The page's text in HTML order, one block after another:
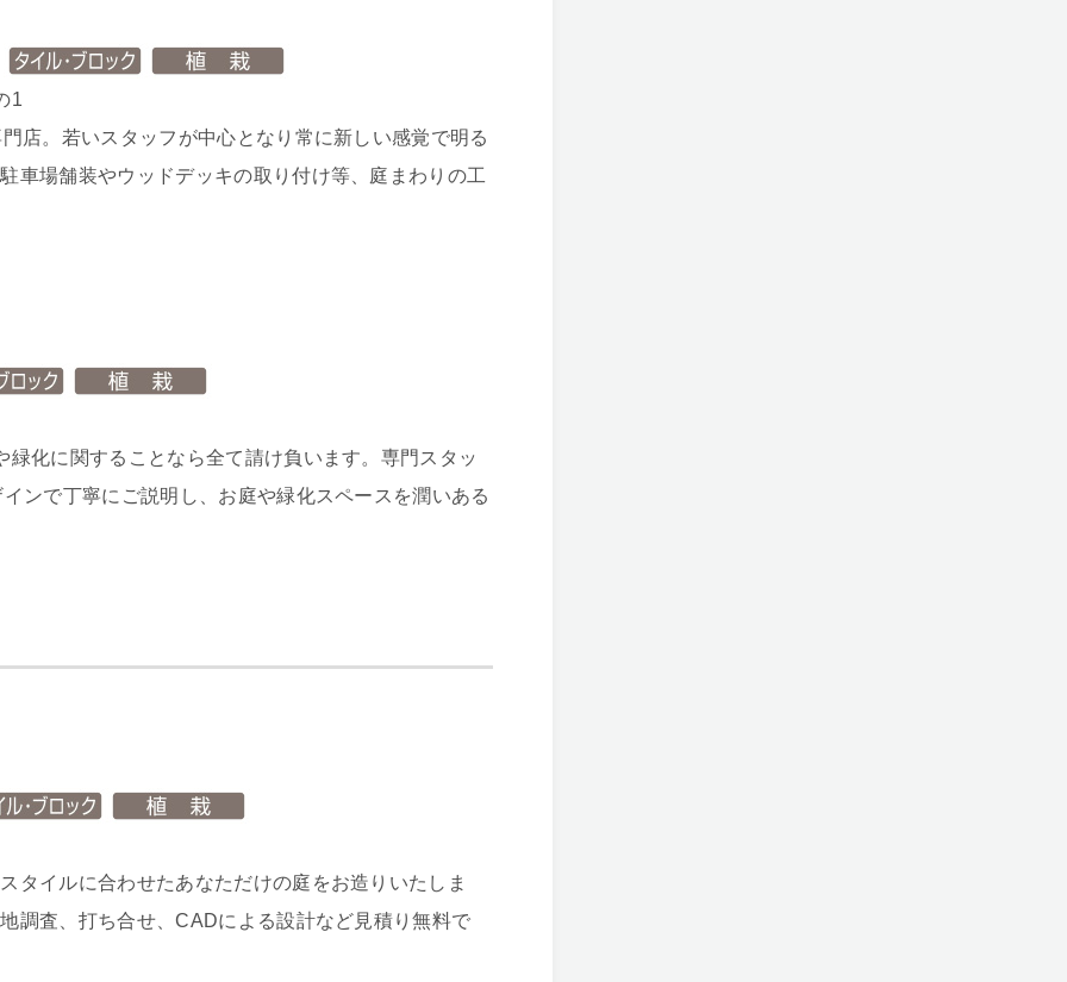
1
店。若いスタッフが中心となり常に新しい感覚で明る
車場舗装やウッドデッキの取り付け等、庭まわりの工
化に関することなら全て請け負います。専門スタッ
ンで丁寧にご説明し、お庭や緑化スペースを潤いある
タイルに合わせたあなただけの庭をお造りいたしま
調査、打ち合せ、CADによる設計など見積り無料で